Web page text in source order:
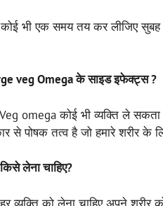
भी एक समय तय कर लीजिए सुबह
veg Omega के साइड इफेक्ट्स ?
omega कोई भी व्यक्ति ले
से पोषक तत्व है जो हमारे शरीर
लेना चाहिए?